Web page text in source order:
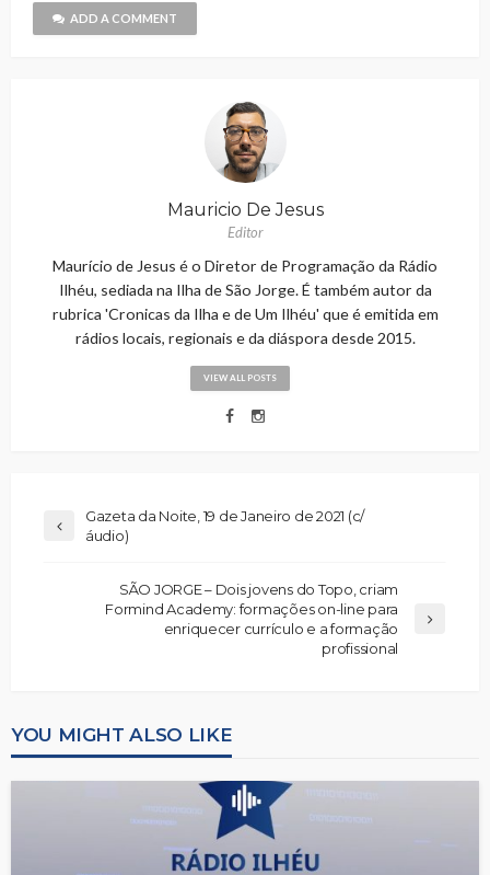
ADD A COMMENT
Mauricio De Jesus
Editor
Maurício de Jesus é o Diretor de Programação da Rádio
Ilhéu, sediada na Ilha de São Jorge. É também autor da
rubrica 'Cronicas da Ilha e de Um Ilhéu' que é emitida em
rádios locais, regionais e da diáspora desde 2015.
VIEW ALL POSTS
Gazeta da Noite, 19 de Janeiro de 2021 (c/
áudio)
SÃO JORGE – Dois jovens do Topo, criam
Formind Academy: formações on-line para
enriquecer currículo e a formação
profissional
YOU MIGHT ALSO LIKE